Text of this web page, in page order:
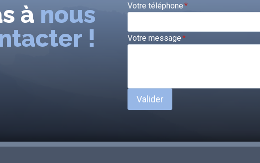
à nous
!
Votre téléphone*
Votre message*
Valider